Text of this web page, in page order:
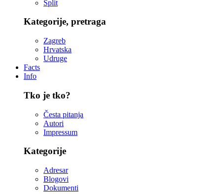
Split
Kategorije, pretraga
Zagreb
Hrvatska
Udruge
Facts
Info
Tko je tko?
Česta pitanja
Autori
Impressum
Kategorije
Adresar
Blogovi
Dokumenti